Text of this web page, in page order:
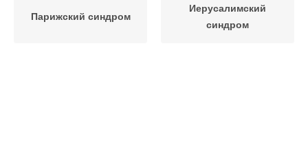
Парижский синдром
Иерусалимский
синдром